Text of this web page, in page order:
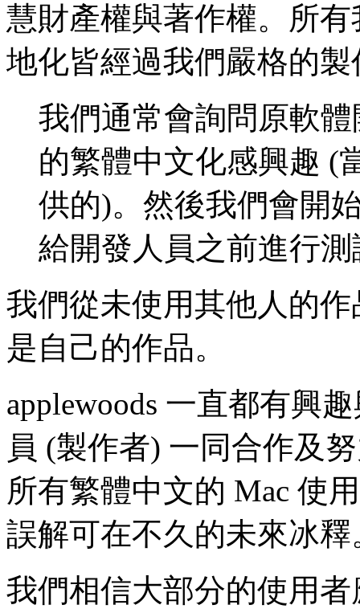
慧財產權與著作權。所
地化皆經過我們嚴格的製
我們通常會詢問原軟
的繁體中文化感興趣 (
供的)。然後我們會開
給開發人員之前進行測
我們從未使用其他人的
是自己的作品。
applewoods 一直都有興
員 (製作者) 一同合作及
所有繁體中文的 Mac 使
誤解可在不久的未來冰釋
我們相信大部分的使用